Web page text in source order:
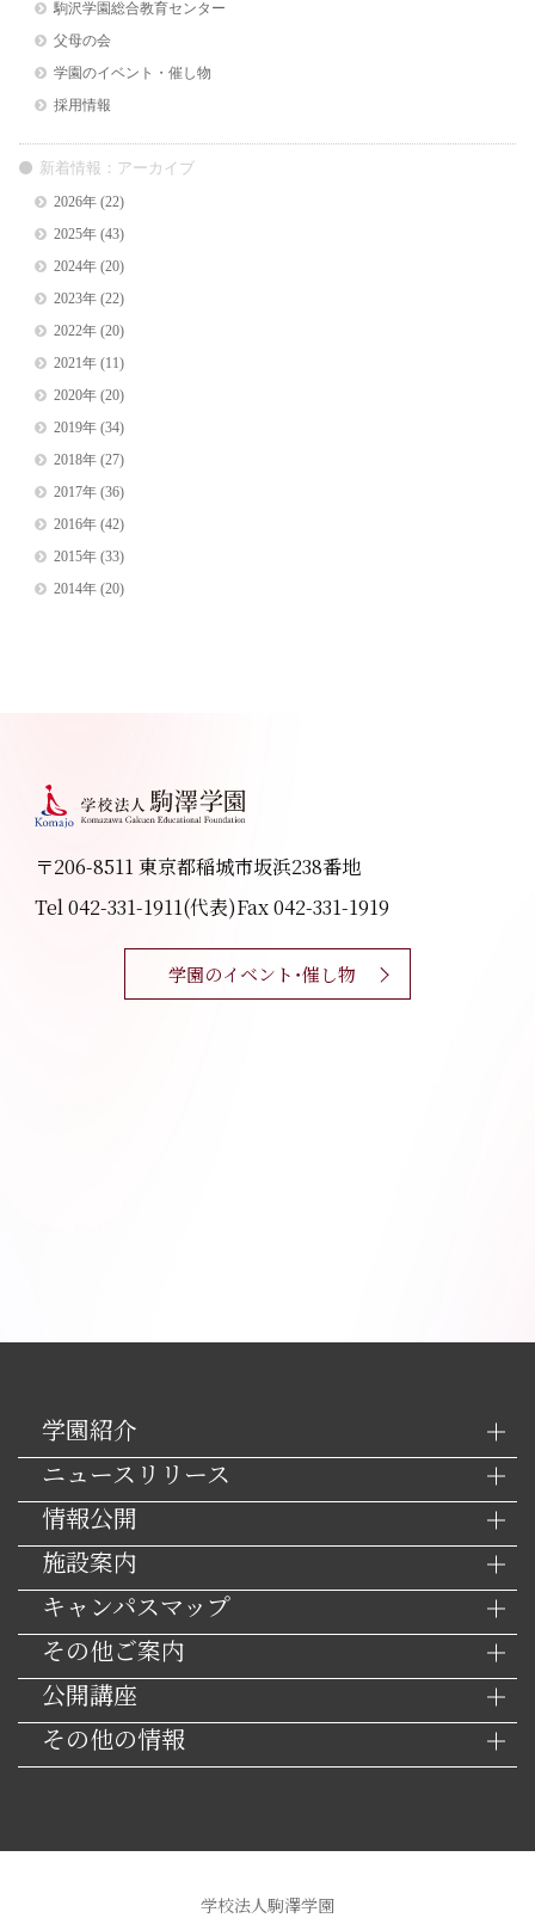
駒沢学園総合教育センター
父母の会
学園のイベント・催し物
採用情報
新着情報：アーカイブ
2026年(22)
2025年(43)
2024年(20)
2023年(22)
2022年(20)
2021年(11)
2020年(20)
2019年(34)
2018年(27)
2017年(36)
2016年(42)
2015年(33)
2014年(20)
〒206-8511 東京都稲城市坂浜238番地
Tel 042-331-1911(代表)Fax 042-331-1919
学園のイベント・催し物
学園紹介
ニュースリリース
情報公開
施設案内
キャンパスマップ
その他ご案内
公開講座
その他の情報
学校法人駒澤学園